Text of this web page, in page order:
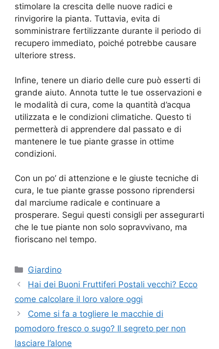
stimolare la crescita delle nuove radici e
rinvigorire la pianta. Tuttavia, evita di
somministrare fertilizzante durante il periodo di
recupero immediato, poiché potrebbe causare
ulteriore stress.
Infine, tenere un diario delle cure può esserti di
grande aiuto. Annota tutte le tue osservazioni e
le modalità di cura, come la quantità d’acqua
utilizzata e le condizioni climatiche. Questo ti
permetterà di apprendere dal passato e di
mantenere le tue piante grasse in ottime
condizioni.
Con un po’ di attenzione e le giuste tecniche di
cura, le tue piante grasse possono riprendersi
dal marciume radicale e continuare a
prosperare. Segui questi consigli per assegurarti
che le tue piante non solo sopravvivano, ma
fioriscano nel tempo.
Categorie
Giardino
Hai dei Buoni Fruttiferi Postali vecchi? Ecco
come calcolare il loro valore oggi
Come si fa a togliere le macchie di
pomodoro fresco o sugo? Il segreto per non
lasciare l’alone